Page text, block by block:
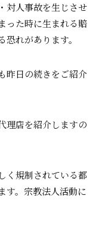
対人事故を生じさせ
った時に生まれる賠
れがあります。
昨日の続きをご紹介
理店を紹介しますの
く規制されている都
す。宗教法人活動に